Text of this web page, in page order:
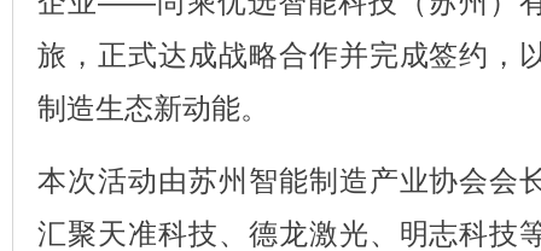
旅 ，正式达成战略合作并完成签约，
制造生态新动能。
本次活动由苏州智能制造产业协会会
汇聚天准科技、德龙激光、明志科技